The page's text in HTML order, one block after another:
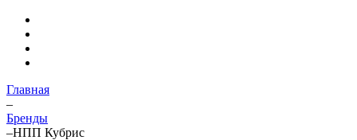
Главная
–
Бренды
–НПП Кубрис